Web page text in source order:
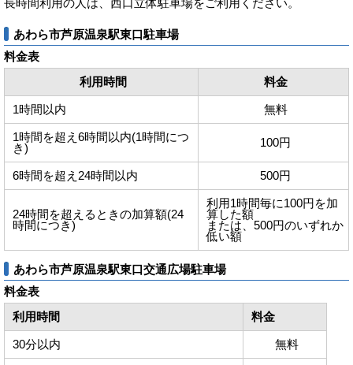
長時間利用の人は、西口立体駐車場をご利用ください。
あわら市芦原温泉駅東口駐車場
料金表
利用時間
料金
1時間以内 無料
1時間を超え6時間以内(1時間につ
き)
100円
6時間を超え24時間以内 500円
24時間を超えるときの加算額(24
時間につき)
利用1時間毎に100円を加
算した額
または、500円のいずれか
低い額
あわら市芦原温泉駅東口交通広場駐車場
料金表
利用時間
料金
30分以内 無料